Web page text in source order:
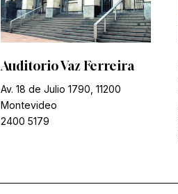
Auditorio Vaz Ferreira
Av. 18 de Julio 1790, 11200
Montevideo
2400 5179